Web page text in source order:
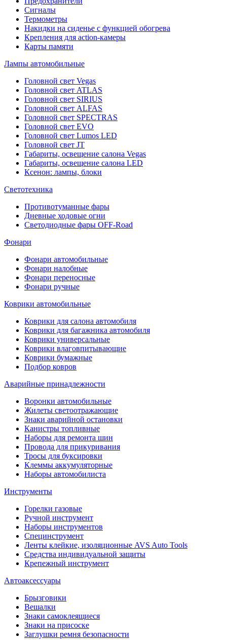
Сигналы
Термометры
Накидки на сиденье с функцией обогрева
Крепления для action-камеры
Карты памяти
Лампы автомобильные
Головной свет Vegas
Головной свет ATLAS
Головной свет SIRIUS
Головной свет ALFAS
Головной свет SPECTRAS
Головной свет EVO
Головной свет Lumos LED
Головной свет JT
Габариты, освещение салона Vegas
Габариты, освещение салона LED
Ксенон: лампы, блоки
Светотехника
Противотуманные фары
Дневные ходовые огни
Светодиодные фары OFF-Road
Фонари
Фонари автомобильные
Фонари налобные
Фонари переносные
Фонари ручные
Коврики автомобильные
Коврики для салона автомобиля
Коврики для багажника автомобиля
Коврики универсальные
Коврики влаговпитывающие
Коврики бумажные
Подбор ковров
Аварийные принадлежности
Воронки автомобильные
Жилеты светоотражающие
Знаки аварийной остановки
Канистры топливные
Наборы для ремонта шин
Провода для прикуривания
Тросы для буксировки
Клеммы аккумуляторные
Наборы автомобилиста
Инструменты
Горелки газовые
Ручной инструмент
Наборы инструментов
Специнструмент
Ленты клейкие, изоляционные AVS Auto Tools
Средства индивидуальной защиты
Крепежный инструмент
Автоаксессуары
Брызговики
Вешалки
Знаки самоклеящиеся
Знаки на присоске
Заглушки ремня безопасности